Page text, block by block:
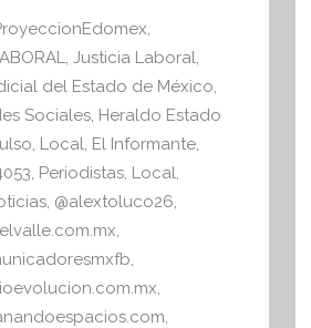
I
n
f
o
r
m
a
t
i
v
a
Justicia Laboral
del Estado de México
Sociales Heraldo Estado
Local El Informante
Periodistas Local
@alextoluco26
elvalle.com.mx